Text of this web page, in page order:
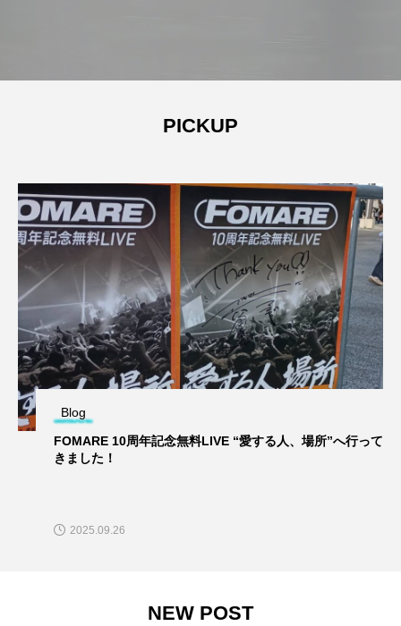
PICKUP
Blog
FOMARE 10周年記念無料LIVE “愛する人、場所”へ行って
きました！
2025.09.26
NEW POST